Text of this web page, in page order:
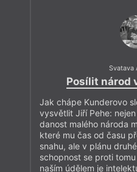
Svatava
Posílit národ
Jak chápe Kunderovo
vysvětlit Jiří Pehe:
danost malého národa
které mu čas od času
snahu, ale v plánu
schopnost se proti
naším údělem je